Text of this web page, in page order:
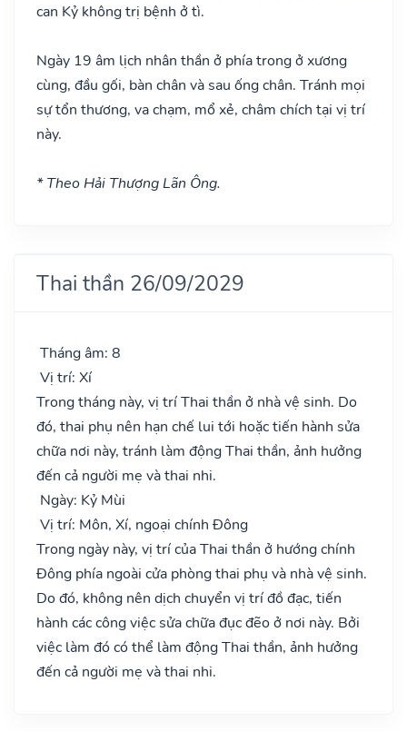
can Kỷ không trị bệnh ở tì.
Ngày 19 âm lịch nhân thần ở phía trong ở xương
cùng, đầu gối, bàn chân và sau ống chân. Tránh mọi
sự tổn thương, va chạm, mổ xẻ, châm chích tại vị trí
này.
* Theo Hải Thượng Lãn Ông.
Thai thần 26/09/2029
Tháng âm: 8
Vị trí: Xí
Trong tháng này, vị trí Thai thần ở nhà vệ sinh. Do
đó, thai phụ nên hạn chế lui tới hoặc tiến hành sửa
chữa nơi này, tránh làm động Thai thần, ảnh hưởng
đến cả người mẹ và thai nhi.
Ngày: Kỷ Mùi
Vị trí: Môn, Xí, ngoại chính Đông
Trong ngày này, vị trí của Thai thần ở hướng chính
Đông phía ngoài cửa phòng thai phụ và nhà vệ sinh.
Do đó, không nên dịch chuyển vị trí đồ đạc, tiến
hành các công việc sửa chữa đục đẽo ở nơi này. Bởi
việc làm đó có thể làm động Thai thần, ảnh hưởng
đến cả người mẹ và thai nhi.